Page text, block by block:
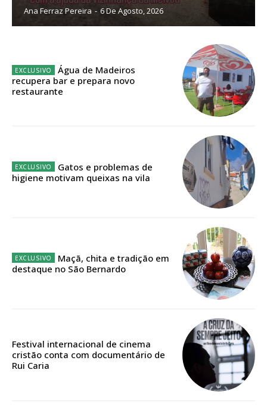
Sendo assinante terá acesso a todos os conteúdos exclusivos e versões
12 meses
Edição em papel entregue à Quinta-feira em sua
Acesso ao conteúdo online
Acesso aos conteúdos Exclusivos para
Ana Ferraz Pereira - 6 De Agosto, 2026
Água de Madeiros
recupera bar e prepara novo
restaurante
Gatos e problemas de
higiene motivam queixas na vila
Maçã, chita e tradição em
destaque no São Bernardo
Festival internacional de cinema
cristão conta com documentário de
Rui Caria